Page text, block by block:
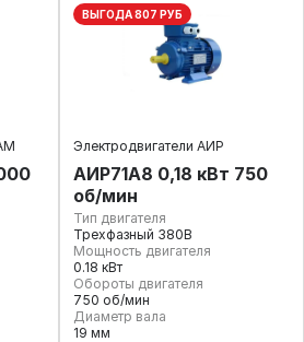
ВЫГОДА 807 РУБ
Электродвигатели АИР
АИР71А8 0,18 кВт 750
об/мин
Тип двигателя
Трехфазный 380В
Мощность двигателя
0.18 кВт
Обороты двигателя
750 об/мин
Диаметр вала
19 мм